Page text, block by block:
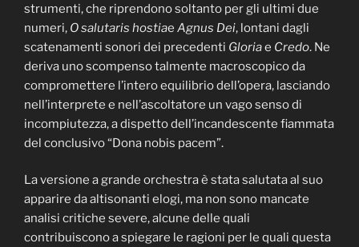
strumenti, che riprendono soltanto per gli ultimi due
numeri, O salutaris hostiae Agnus Dei, lontani dagli
scatenamenti sonori dei precedenti Gloriae Credo. Ne
deriva uno scompenso talmente macroscopico da
compromettere l’intero equilibrio dell’opera, lasciando
nell’interprete e nell’ascoltatore un vago senso di
incompiutezza, a dispetto dell’incandescente fiammata
del conclusivo “Dona nobis pacem”.
La versione a grande orchestra è stata salutata al suo
apparire da altisonanti elogi, ma non sono mancate
analisi critiche severe, alcune delle quali
contribuiscono a spiegare le ragioni per le quali questa